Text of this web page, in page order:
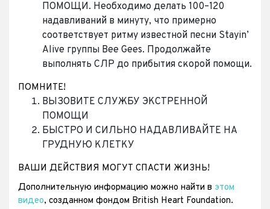
ПОМОЩИ. Необходимо делать 100–120
надавливаний в минуту, что примерно
соответствует ритму известной песни Stayin’
Alive группы Bee Gees. Продолжайте
выполнять СЛР до прибытия скорой помощи.
ПОМНИТЕ!
ВЫЗОВИТЕ СЛУЖБУ ЭКСТРЕННОЙ
ПОМОЩИ
БЫСТРО И СИЛЬНО НАДАВЛИВАЙТЕ НА
ГРУДНУЮ КЛЕТКУ
ВАШИ ДЕЙСТВИЯ МОГУТ СПАСТИ ЖИЗНЬ!
Дополнительную информацию можно найти в этом
видео, созданном фондом British Heart Foundation.